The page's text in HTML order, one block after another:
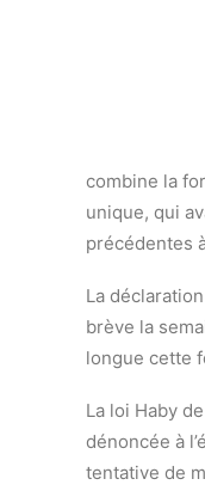
combine la
unique, qui
précédentes
La
brève la
longue cette
La loi Haby
dénoncée à
tentative de